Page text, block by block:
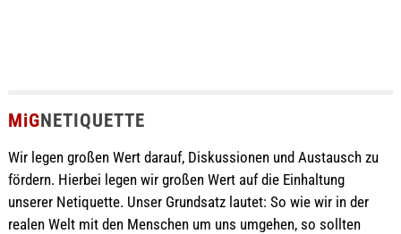
MiGNETIQUETTE
Wir legen großen Wert darauf, Diskussionen und Austausch zu
fördern. Hierbei legen wir großen Wert auf die Einhaltung
unserer Netiquette. Unser Grundsatz lautet: So wie wir in der
realen Welt mit den Menschen um uns umgehen, so sollten